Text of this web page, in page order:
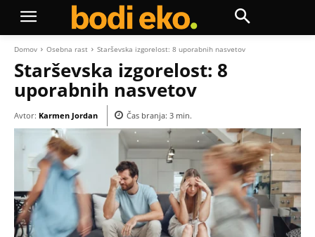
Domov Osebna rast Starševska izgorelost: 8 uporabnih nasvetov
Starševska izgorelost: 8
uporabnih nasvetov
Avtor: Karmen Jordan Čas branja: 3 min.